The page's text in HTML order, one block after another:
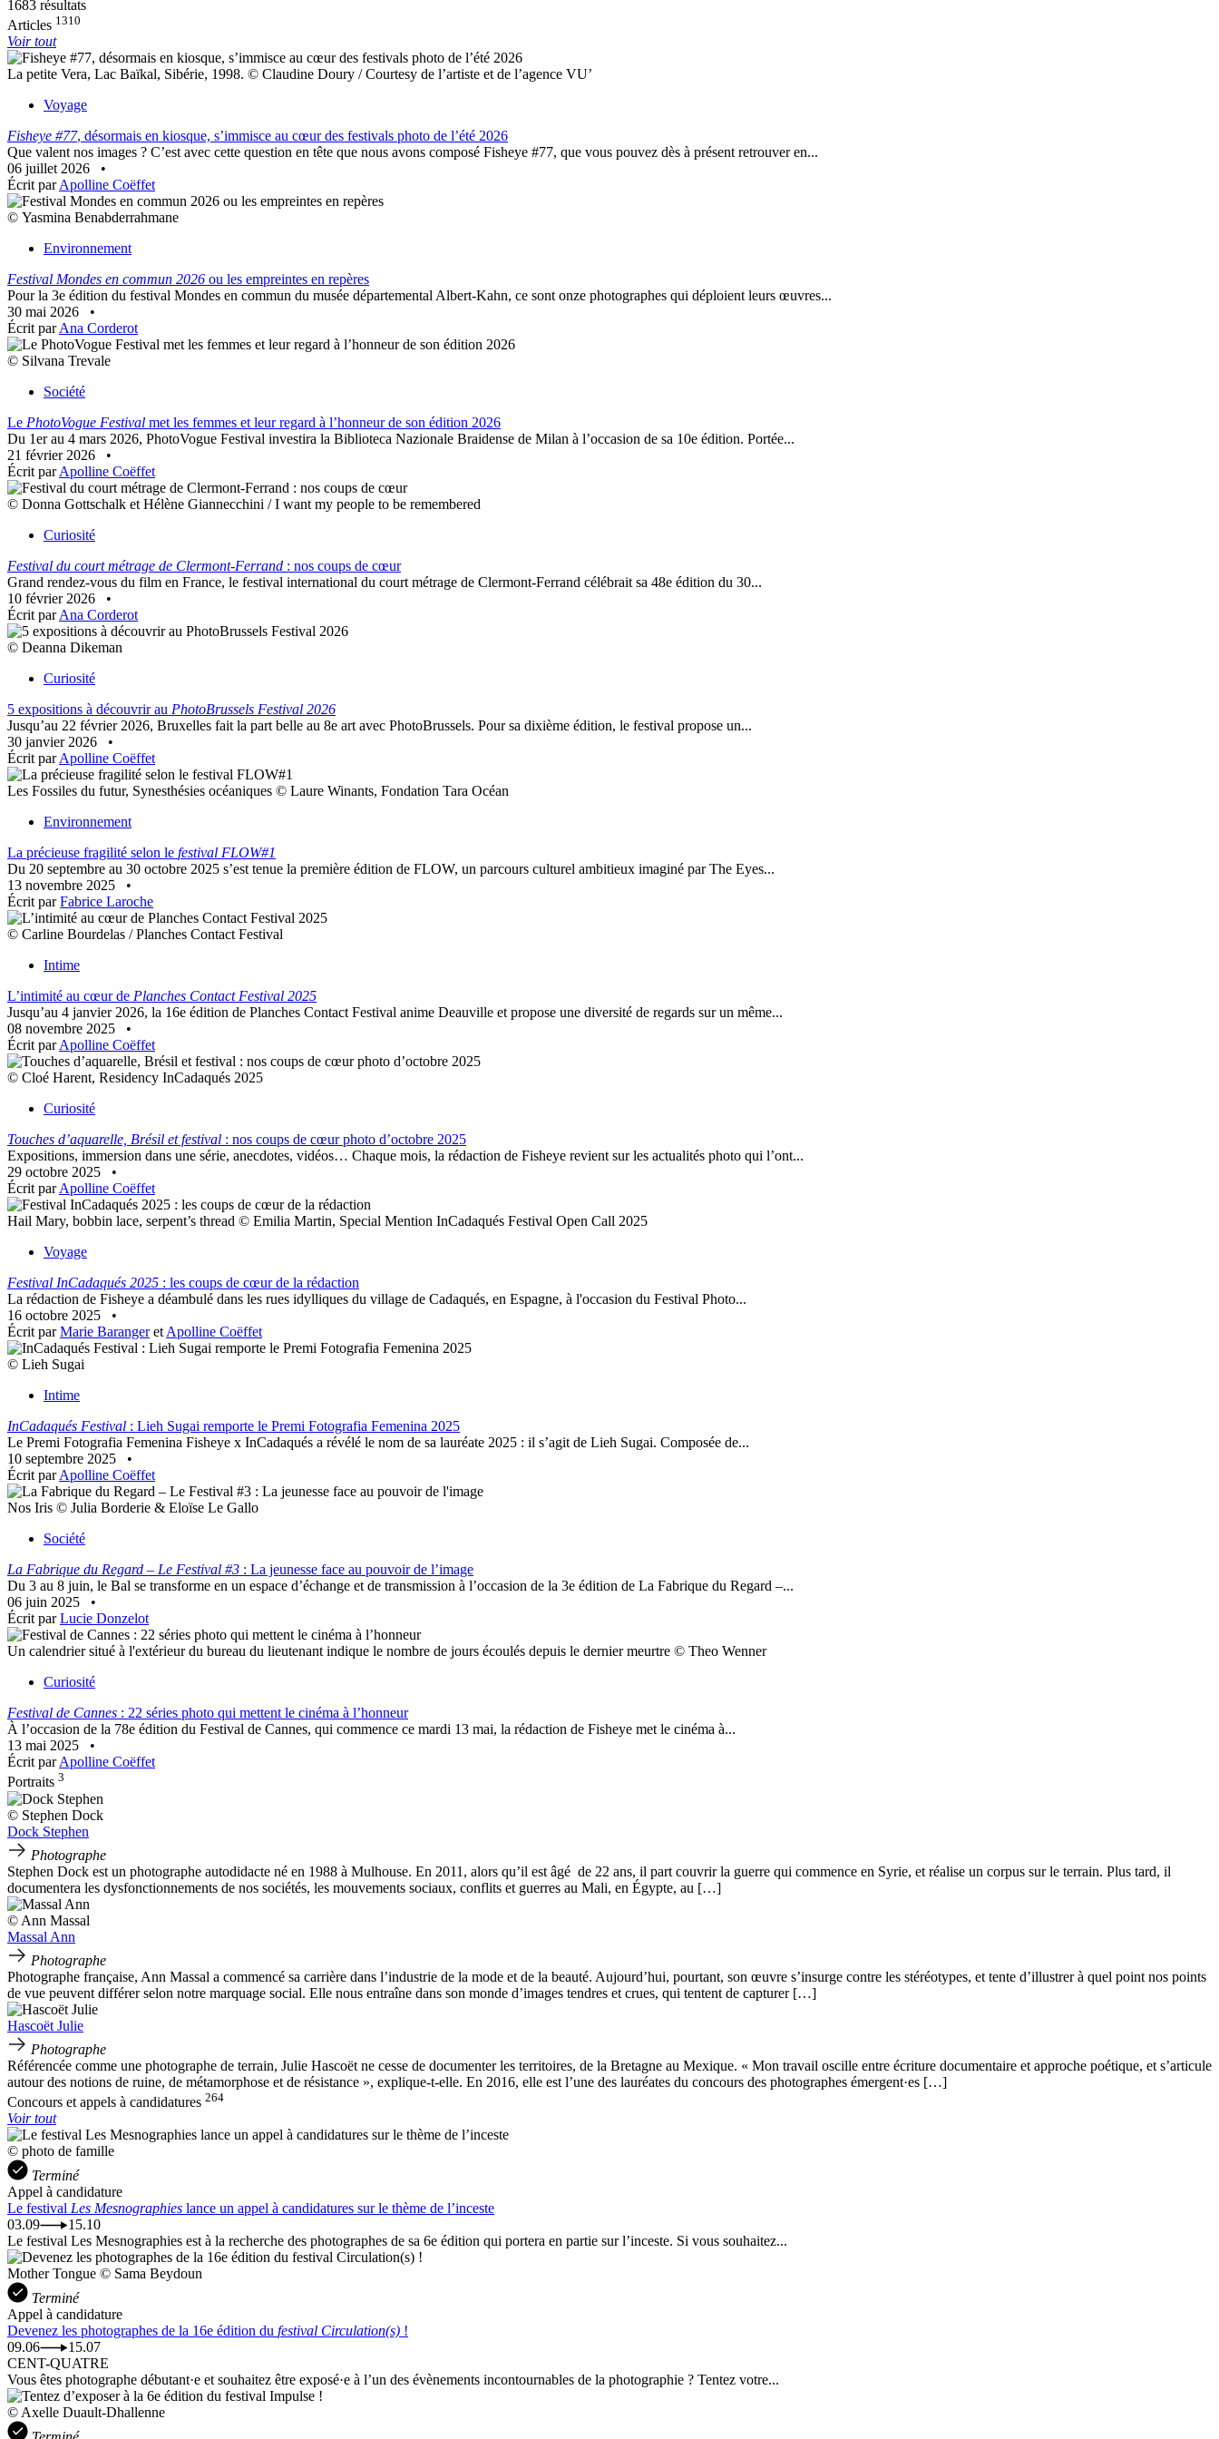
1683 résultats
Articles 1310
Voir tout
La petite Vera, Lac Baïkal, Sibérie, 1998. © Claudine Doury / Courtesy de l’artiste et de l’agence VU’
Voyage
Fisheye #77, désormais en kiosque, s’immisce au cœur des festivals photo de l’été 2026
Que valent nos images ? C’est avec cette question en tête que nous avons composé Fisheye #77, que vous pouvez dès à présent retrouver en...
06 juillet 2026
•
Écrit parApolline Coëffet
© Yasmina Benabderrahmane
Environnement
Festival Mondes en commun 2026 ou les empreintes en repères
Pour la 3e édition du festival Mondes en commun du musée départemental Albert-Kahn, ce sont onze photographes qui déploient leurs œuvres...
30 mai 2026
•
Écrit parAna Corderot
© Silvana Trevale
Société
Le PhotoVogue Festival met les femmes et leur regard à l’honneur de son édition 2026
Du 1er au 4 mars 2026, PhotoVogue Festival investira la Biblioteca Nazionale Braidense de Milan à l’occasion de sa 10e édition. Portée...
21 février 2026
•
Écrit parApolline Coëffet
© Donna Gottschalk et Hélène Giannecchini / I want my people to be remembered
Curiosité
Festival du court métrage de Clermont-Ferrand : nos coups de cœur
Grand rendez-vous du film en France, le festival international du court métrage de Clermont-Ferrand célébrait sa 48e édition du 30...
10 février 2026
•
Écrit parAna Corderot
© Deanna Dikeman
Curiosité
5 expositions à découvrir au PhotoBrussels Festival 2026
Jusqu’au 22 février 2026, Bruxelles fait la part belle au 8e art avec PhotoBrussels. Pour sa dixième édition, le festival propose un...
30 janvier 2026
•
Écrit parApolline Coëffet
Les Fossiles du futur, Synesthésies océaniques © Laure Winants, Fondation Tara Océan
Environnement
La précieuse fragilité selon le festival FLOW#1
Du 20 septembre au 30 octobre 2025 s’est tenue la première édition de FLOW, un parcours culturel ambitieux imaginé par The Eyes...
13 novembre 2025
•
Écrit parFabrice Laroche
© Carline Bourdelas / Planches Contact Festival
Intime
L’intimité au cœur de Planches Contact Festival 2025
Jusqu’au 4 janvier 2026, la 16e édition de Planches Contact Festival anime Deauville et propose une diversité de regards sur un même...
08 novembre 2025
•
Écrit parApolline Coëffet
© Cloé Harent, Residency InCadaqués 2025
Curiosité
Touches d’aquarelle, Brésil et festival : nos coups de cœur photo d’octobre 2025
Expositions, immersion dans une série, anecdotes, vidéos… Chaque mois, la rédaction de Fisheye revient sur les actualités photo qui l’ont...
29 octobre 2025
•
Écrit parApolline Coëffet
Hail Mary, bobbin lace, serpent’s thread © Emilia Martin, Special Mention InCadaqués Festival Open Call 2025
Voyage
Festival InCadaqués 2025 : les coups de cœur de la rédaction
La rédaction de Fisheye a déambulé dans les rues idylliques du village de Cadaqués, en Espagne, à l'occasion du Festival Photo...
16 octobre 2025
•
Écrit parMarie Barangeret Apolline Coëffet
© Lieh Sugai
Intime
InCadaqués Festival : Lieh Sugai remporte le Premi Fotografia Femenina 2025
Le Premi Fotografia Femenina Fisheye x InCadaqués a révélé le nom de sa lauréate 2025 : il s’agit de Lieh Sugai. Composée de...
10 septembre 2025
•
Écrit parApolline Coëffet
Nos Iris © Julia Borderie & Eloïse Le Gallo
Société
La Fabrique du Regard – Le Festival #3 : La jeunesse face au pouvoir de l’image
Du 3 au 8 juin, le Bal se transforme en un espace d’échange et de transmission à l’occasion de la 3e édition de La Fabrique du Regard –...
06 juin 2025
•
Écrit parLucie Donzelot
Un calendrier situé à l'extérieur du bureau du lieutenant indique le nombre de jours écoulés depuis le dernier meurtre © Theo Wenner
Curiosité
Festival de Cannes : 22 séries photo qui mettent le cinéma à l’honneur
À l’occasion de la 78e édition du Festival de Cannes, qui commence ce mardi 13 mai, la rédaction de Fisheye met le cinéma à...
13 mai 2025
•
Écrit parApolline Coëffet
Portraits 3
© Stephen Dock
Dock Stephen
Photographe
Stephen Dock est un photographe autodidacte né en 1988 à Mulhouse. En 2011, alors qu’il est âgé de 22 ans, il part couvrir la guerre qui commence en Syrie, et réalise un corpus sur le terrain. Plus tard, il
documentera les dysfonctionnements de nos sociétés, les mouvements sociaux, conflits et guerres au Mali, en Égypte, au […]
© Ann Massal
Massal Ann
Photographe
Photographe française, Ann Massal a commencé sa carrière dans l’industrie de la mode et de la beauté. Aujourd’hui, pourtant, son œuvre s’insurge contre les stéréotypes, et tente d’illustrer à quel point nos points
de vue peuvent différer selon notre marquage social. Elle nous entraîne dans son monde d’images tendres et crues, qui tentent de capturer […]
Hascoët Julie
Photographe
Référencée comme une photographe de terrain, Julie Hascoët ne cesse de documenter les territoires, de la Bretagne au Mexique. « Mon travail oscille entre écriture documentaire et approche poétique, et s’articule
autour des notions de ruine, de métamorphose et de résistance », explique-t-elle. En 2016, elle est l’une des lauréates du concours des photographes émergent·es […]
Concours et appels à candidatures 264
Voir tout
© photo de famille
Terminé
Appel à candidature
Le festival Les Mesnographies lance un appel à candidatures sur le thème de l’inceste
03.09
15.10
Le festival Les Mesnographies est à la recherche des photographes de sa 6e édition qui portera en partie sur l’inceste. Si vous souhaitez...
Mother Tongue © Sama Beydoun
Terminé
Appel à candidature
Devenez les photographes de la 16e édition du festival Circulation(s) !
09.06
15.07
CENT-QUATRE
Vous êtes photographe débutant·e et souhaitez être exposé·e à l’un des évènements incontournables de la photographie ? Tentez votre...
© Axelle Duault-Dhallenne